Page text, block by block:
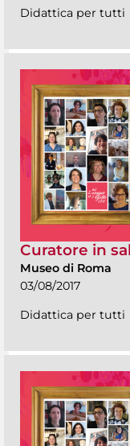
Didattica per tutti
Curatore in
Museo di Roma
03/08/2017
Didattica per tutti